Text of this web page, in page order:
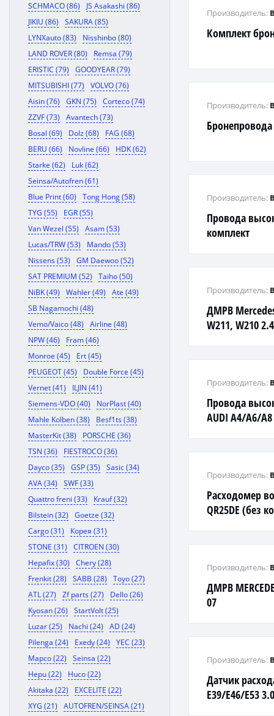
SCHMACO (86)
JS Asakashi (86)
JIKIU (86)
SAKURA (85)
LYNXauto (83)
Nisshinbo (80)
LAND ROVER (80)
Remsa (79)
ERISTIC (79)
GOODYEAR (79)
MITSUBISHI (77)
VOLVO (76)
Aisin (76)
GKN (75)
Corteco (74)
ZZVF (73)
Avantech (73)
Bosal (69)
Dolz (68)
FAG (68)
BERU (66)
Novline (66)
HDK (62)
Starke (62)
Luk (62)
Seinsa/Autofren (61)
Blue Print (60)
Tong Hong (58)
TYG (55)
EGR (55)
Van Wezel (55)
Asam (53)
Lucas/TRW (53)
Mando (53)
Nissens (53)
GM Daewoo (52)
SAT PREMIUM (52)
Taiho (50)
NiBK (49)
Wahler (49)
Ate (49)
SB Nagamochi (48)
Vemo/Vaico (48)
Airline (48)
NPW (46)
Fram (46)
Monroe (45)
Ert (45)
PEUGEOT (45)
Double Force (45)
Vernet (41)
ILJIN (41)
Siemens-VDO (40)
NorPlast (40)
Mahle Kolben (38)
Besf1ts (38)
MasterKit (38)
PORSCHE (36)
TSN (36)
FIESTROCO (36)
Dayco (35)
GSP (35)
Sasic (34)
AVA (34)
SWF (33)
Quattro freni (33)
Krauf (32)
Bilstein (32)
Goetze (32)
Cargo (31)
Корея (31)
STONE (31)
CITROEN (30)
Hepafix (30)
Chery (28)
Frenkit (28)
SABB (28)
Toyo (27)
ATL (27)
Zf parts (27)
Dello (26)
Kyosan (26)
StartVolt (25)
Luzar (25)
Nachi (24)
AD (24)
Pilenga (24)
Exedy (24)
YEC (23)
Mapco (22)
Seinsa (22)
Hepu (22)
Huco (22)
Akitaka (22)
EXCELITE (22)
XYG (21)
AUTOFREN/SEINSA (21)
Комплект
Производитель:
Производитель:
Провода
комплект
Производитель:
ДМРВ
W211, W210
Производитель:
Провода
AUDI A4/A6/
Производитель:
Расходомер
QR25DE (без
Производитель:
ДМРВ
07
Производитель:
Датчик
E39/E46/E53
Производитель: